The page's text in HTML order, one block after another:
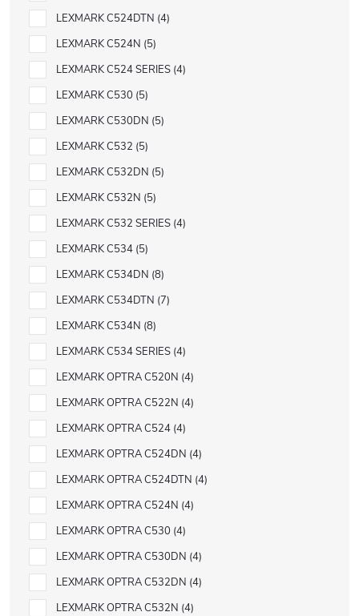
LEXMARK C524DTN 4
LEXMARK C524N 5
LEXMARK C524 SERIES 4
LEXMARK C530 5
LEXMARK C530DN 5
LEXMARK C532 5
LEXMARK C532DN 5
LEXMARK C532N 5
LEXMARK C532 SERIES 4
LEXMARK C534 5
LEXMARK C534DN 8
LEXMARK C534DTN 7
LEXMARK C534N 8
LEXMARK C534 SERIES 4
LEXMARK OPTRA C520N 4
LEXMARK OPTRA C522N 4
LEXMARK OPTRA C524 4
LEXMARK OPTRA C524DN 4
LEXMARK OPTRA C524DTN 4
LEXMARK OPTRA C524N 4
LEXMARK OPTRA C530 4
LEXMARK OPTRA C530DN 4
LEXMARK OPTRA C532DN 4
LEXMARK OPTRA C532N 4